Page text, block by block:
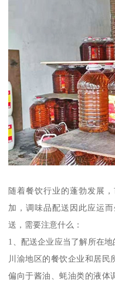
随着餐饮行业的蓬勃发展
加，调味品配送因此应运
送，需要注意什么：
1、配送企业应当了解所在
川渝地区的餐饮企业和居民
偏向于酱油、蚝油类的液体